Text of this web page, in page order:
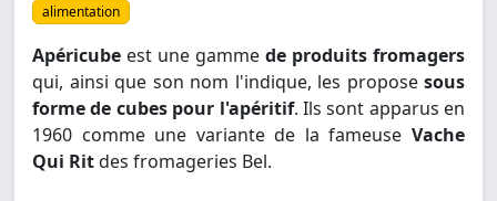
alimentation
Apéricube est une gamme de produits fromagers
qui, ainsi que son nom l'indique, les propose sous
forme de cubes pour l'apéritif. Ils sont apparus en
1960 comme une variante de la fameuse Vache
Qui Ritdes fromageries Bel.